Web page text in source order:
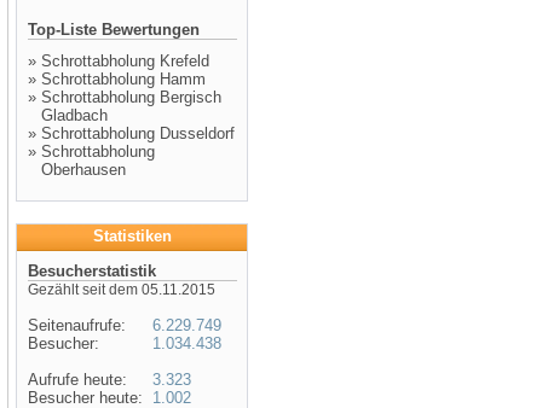
Top-Liste Bewertungen
» Schrottabholung Krefeld
» Schrottabholung Hamm
» Schrottabholung Bergisch
Gladbach
» Schrottabholung Dusseldorf
» Schrottabholung
Oberhausen
Statistiken
Besucherstatistik
Gezählt seit dem 05.11.2015
Seitenaufrufe:
Besucher:
Aufrufe heute:
Besucher heute:
6.229.749
1.034.438
3.323
1.002